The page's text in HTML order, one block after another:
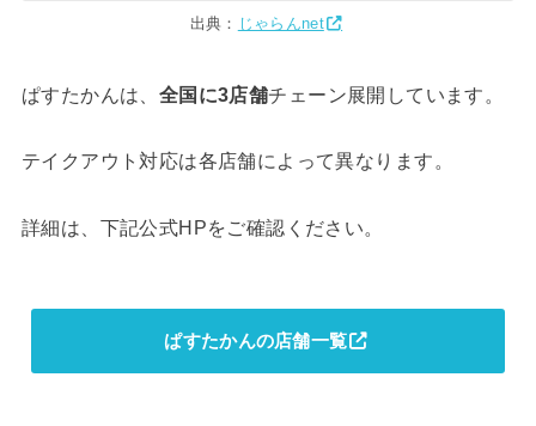
出典： じゃらんnet
ぱすたかんは、 全国に3店舗チェーン展開しています。
テイクアウト対応は各店舗によって異なります。
詳細は、下記公式HPをご確認ください。
ぱすたかんの店舗一覧